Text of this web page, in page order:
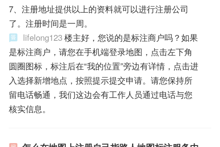
7、注册地址提供以上的资料就可以进行注册公司
了。注册时间是一周。
lifelong123楼主好，您说的是标注商户吗？如果
是标注商户，请您在手机端登录地图，点击左下角
圆圈图标，标注后在“我的位置”旁边有详情，点击进
入选择新增地点，按照提示提交申请。请您保持所
留电话畅通，我们这边会有工作人员通过电话与您
核实信息。